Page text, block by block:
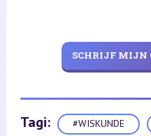
SCHRIJF MIJN
Tagi: #WISKUNDE